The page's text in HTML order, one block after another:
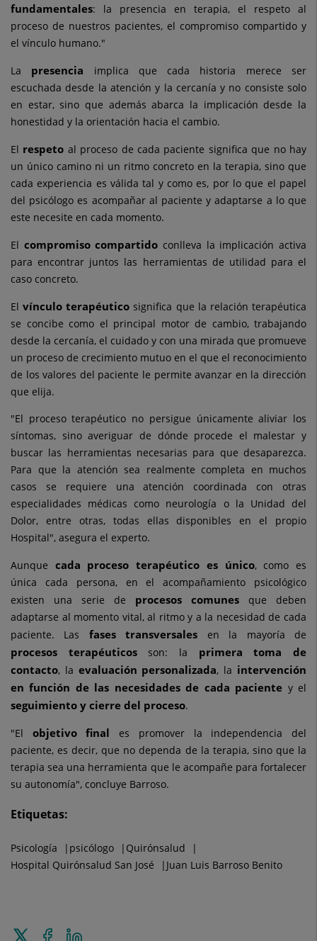
fundamentales: la presencia en terapia, el respeto al
proceso de nuestros pacientes, el compromiso compartido y
el vínculo humano."
La presencia implica que cada historia merece ser
escuchada desde la atención y la cercanía y no consiste solo
en estar, sino que además abarca la implicación desde la
honestidad y la orientación hacia el cambio.
El respeto al proceso de cada paciente significa que no hay
un único camino ni un ritmo concreto en la terapia, sino que
cada experiencia es válida tal y como es, por lo que el papel
del psicólogo es acompañar al paciente y adaptarse a lo que
este necesite en cada momento.
El compromiso compartido conlleva la implicación activa
para encontrar juntos las herramientas de utilidad para el
caso concreto.
Elvínculo terapéutico significa que la relación terapéutica
se concibe como el principal motor de cambio, trabajando
desde la cercanía, el cuidado y con una mirada que promueve
un proceso de crecimiento mutuo en el que el reconocimiento
de los valores del paciente le permite avanzar en la dirección
que elija.
"El proceso terapéutico no persigue únicamente aliviar los
síntomas, sino averiguar de dónde procede el malestar y
buscar las herramientas necesarias para que desaparezca.
Para que la atención sea realmente completa en muchos
casos se requiere una atención coordinada con otras
especialidades médicas como neurología o la Unidad del
Dolor, entre otras, todas ellas disponibles en el propio
Hospital", asegura el experto.
Aunque cada proceso terapéutico es único, como es
única cada persona, en el acompañamiento psicológico
existen una serie de procesos comunes que deben
adaptarse al momento vital, al ritmo y a la necesidad de cada
paciente. Las fases transversales en la mayoría de
procesos terapéuticosson: la primera toma de
contacto, la evaluación personalizada, la intervención
en función de las necesidades de cada paciente y el
seguimiento y cierre del proceso.
"El objetivo final es promover la independencia del
paciente, es decir, que no dependa de la terapia, sino que la
terapia sea una herramienta que le acompañe para fortalecer
su autonomía", concluye Barroso.
Etiquetas:
Psicología psicólogo
Quirónsalud
Hospital Quirónsalud San José
Juan Luis Barroso Benito
Enviar
Compartir